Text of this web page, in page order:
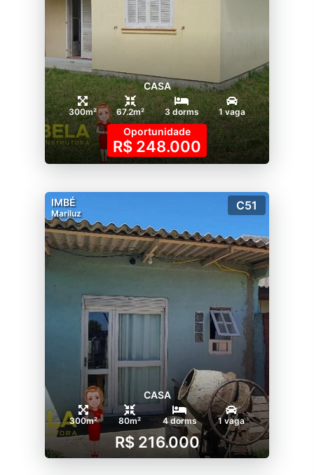
CASA
300m² 67.2m² 3 dorms 1 vaga
Oportunidade
R$ 248.000
IMBÉ
Mariluz
C51
CASA
300m² 80m² 4 dorms 1 vaga
R$ 216.000